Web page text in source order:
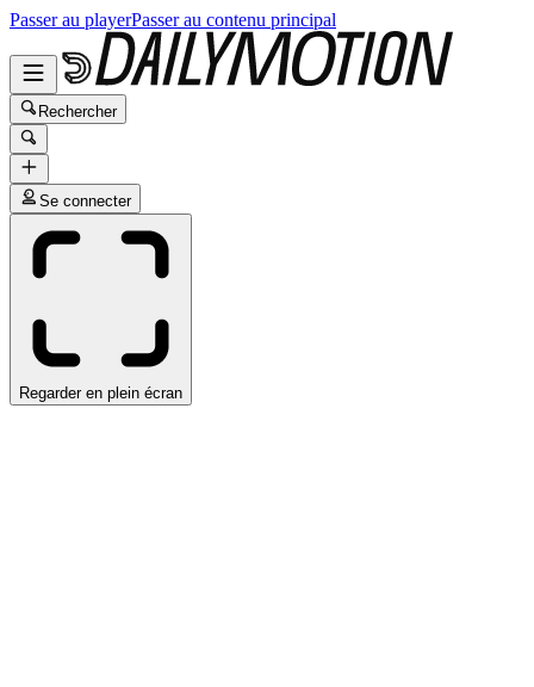
Passer au playerPasser au contenu principal
Rechercher
Se connecter
Regarder en plein écran